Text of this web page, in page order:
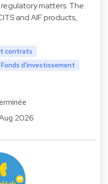
matters. The
and AIF products,
contrats
Fonds d'investissement
2026